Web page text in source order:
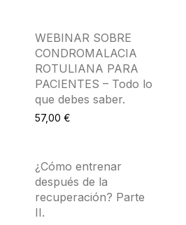
WEBINAR SOBRE
CONDROMALACIA
ROTULIANA PARA
PACIENTES – Todo lo
que debes saber.
57,00 €
¿Cómo entrenar
después de la
recuperación? Parte
II.